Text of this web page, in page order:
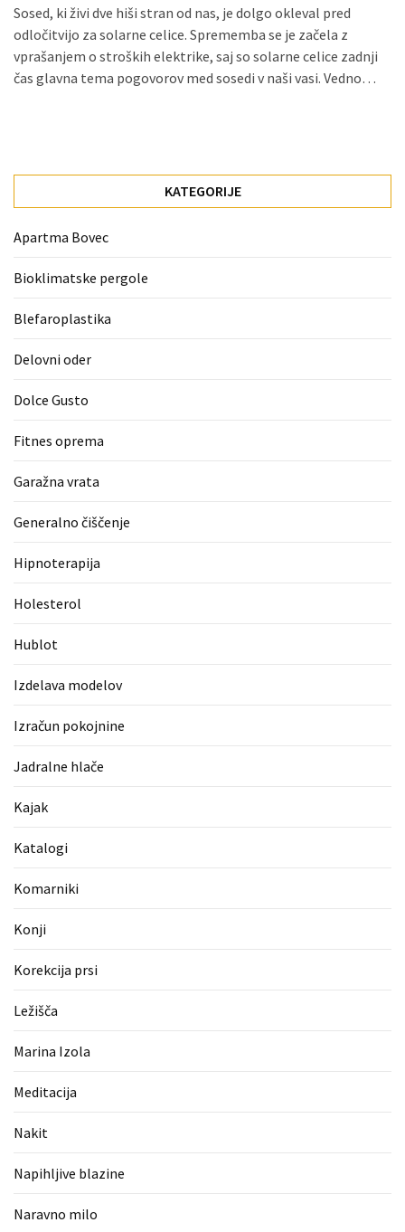
Ko
na
strehi,
Lisjak
znamka.
USED
CATEGORIES
(1)
Tisk
majice
(1)
Izračun
(1)
Napihljive
(1)
Fitnes
(1)
Vodovod
(1)
Blefaroplastika
rokavice
(1)
Sosed, ki živi dve hiši stran od nas, je dolgo okleval pred
odločitvijo za solarne celice. Sprememba se je začela z
vprašanjem o stroških elektrike, saj so solarne celice zadnji
čas glavna tema pogovorov med sosedi v naši vasi. Vedno…
KATEGORIJE
Apartma Bovec
Bioklimatske pergole
Blefaroplastika
Delovni oder
Dolce Gusto
Fitnes oprema
Garažna vrata
Generalno čiščenje
Hipnoterapija
Holesterol
Hublot
Izdelava modelov
Izračun pokojnine
Jadralne hlače
Kajak
Katalogi
Komarniki
Konji
Korekcija prsi
Ležišča
Marina Izola
Meditacija
Nakit
Napihljive blazine
Naravno milo